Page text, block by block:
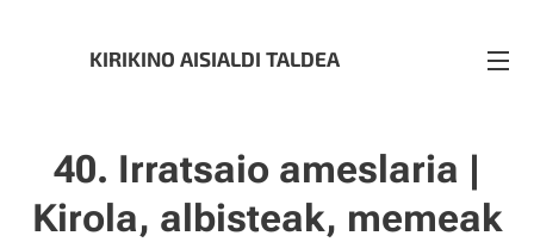
KIRIKINO AISIALDI TALDEA
40. Irratsaio ameslaria |
Kirola, albisteak, memeak